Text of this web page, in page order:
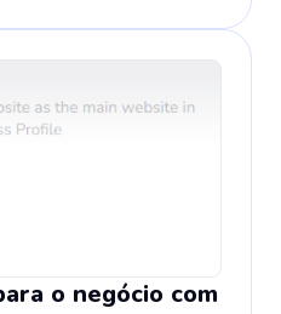
o negócio com